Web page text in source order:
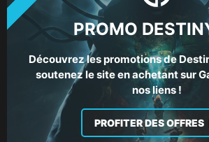
PROMO
Découvrez les promotions de
soutenez le site en achetant sur
nos liens !
PROFITER DES OFFRES